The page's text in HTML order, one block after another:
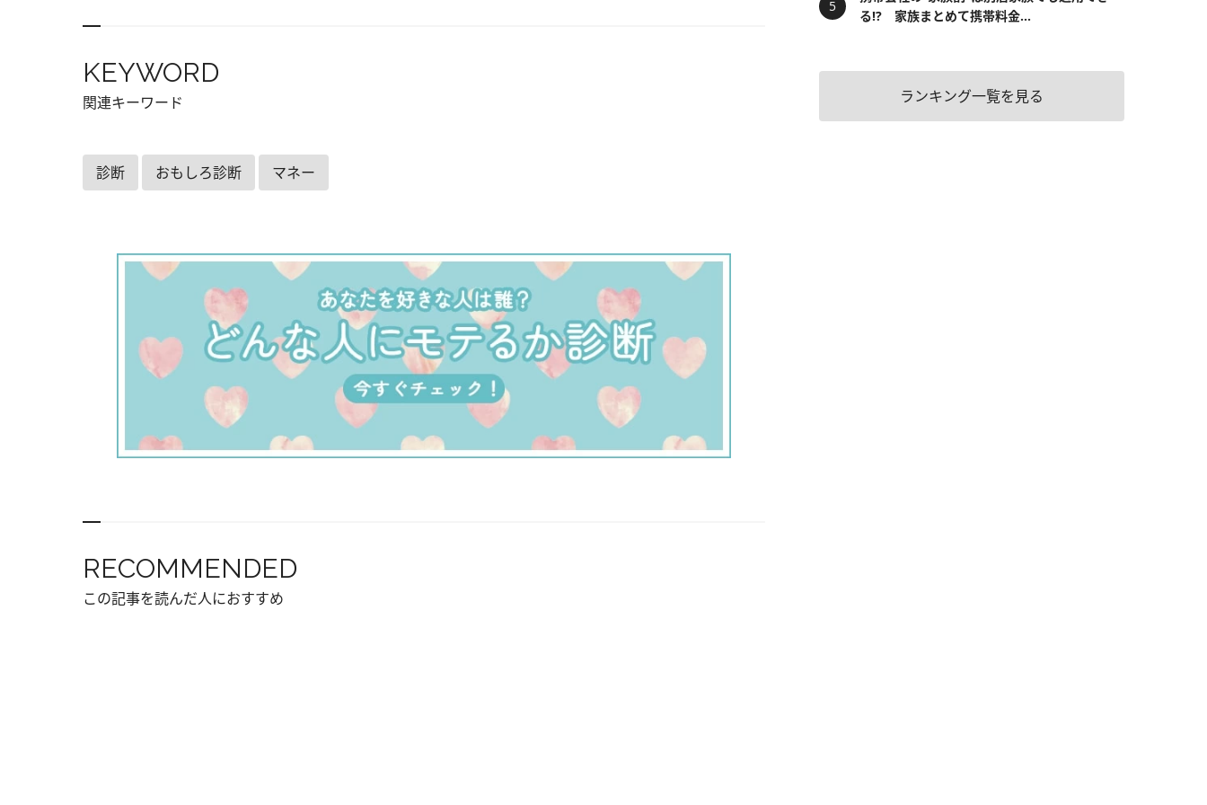
KEYWORD
関連キーワード
診断 おもしろ診断 マネー
RECOMMENDED
この記事を読んだ人におすすめ
る!? 家族まとめて携帯料金...
ランキング一覧を見る